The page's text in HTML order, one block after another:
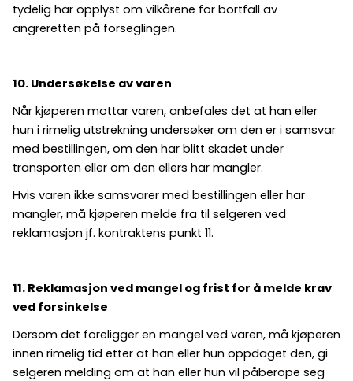
tydelig har opplyst om vilkårene for bortfall av
angreretten på forseglingen.
10. Undersøkelse av varen
Når kjøperen mottar varen, anbefales det at han eller
hun i rimelig utstrekning undersøker om den er i samsvar
med bestillingen, om den har blitt skadet under
transporten eller om den ellers har mangler.
Hvis varen ikke samsvarer med bestillingen eller har
mangler, må kjøperen melde fra til selgeren ved
reklamasjon jf. kontraktens punkt 11.
11. Reklamasjon ved mangel og frist for å melde krav
ved forsinkelse
Dersom det foreligger en mangel ved varen, må kjøperen
innen rimelig tid etter at han eller hun oppdaget den, gi
selgeren melding om at han eller hun vil påberope seg